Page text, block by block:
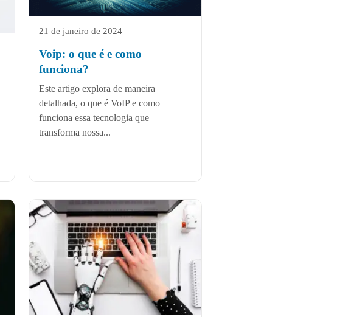
21 de janeiro de 2024
Voip: o que é e como
funciona?
Este artigo explora de maneira
detalhada, o que é VoIP e como
funciona essa tecnologia que
transforma nossa...